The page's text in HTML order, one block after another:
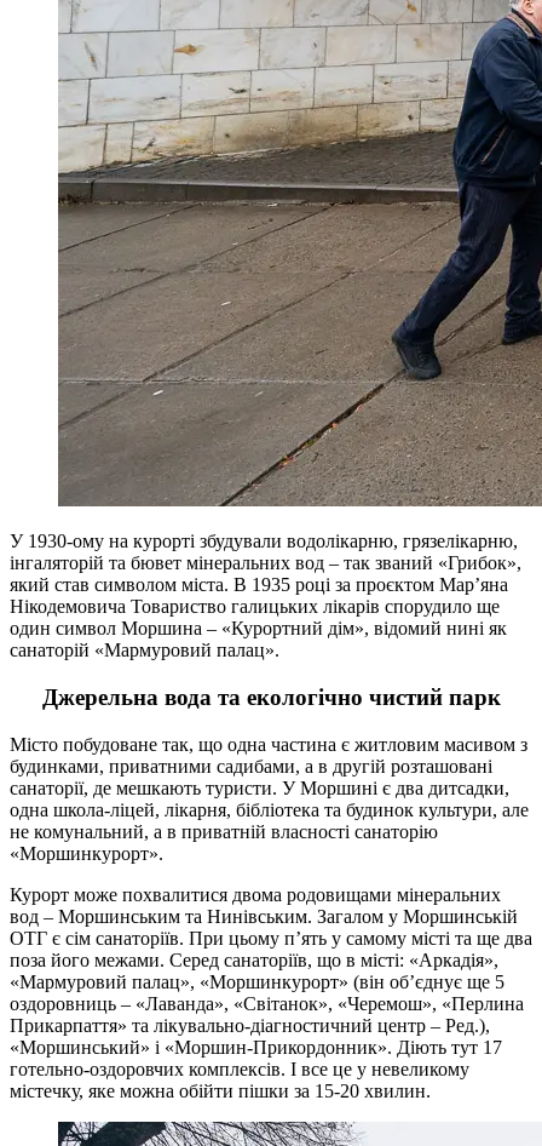
У 1930-ому на курорті збудували водолікарню, грязелікарню,
інгаляторій та бювет мінеральних вод – так званий «Грибок»,
який став символом міста. В 1935 році за проєктом Мар’яна
Нікодемовича Товариство галицьких лікарів спорудило ще
один символ Моршина – «Курортний дім», відомий нині як
санаторій «Мармуровий палац».
Джерельна вода та екологічно чистий парк
Місто побудоване так, що одна частина є житловим масивом з
будинками, приватними садибами, а в другій розташовані
санаторії, де мешкають туристи. У Моршині є два дитсадки,
одна школа-ліцей, лікарня, бібліотека та будинок культури, але
не комунальний, а в приватній власності санаторію
«Моршинкурорт».
Курорт може похвалитися двома родовищами мінеральних
вод – Моршинським та Нинівським. Загалом у Моршинській
ОТГ є сім санаторіїв. При цьому п’ять у самому місті та ще два
поза його межами. Серед санаторіїв, що в місті: «Аркадія»,
«Мармуровий палац», «Моршинкурорт» (він об’єднує ще 5
оздоровниць – «Лаванда», «Світанок», «Черемош», «Перлина
Прикарпаття» та лікувально-діагностичний центр – Ред.),
«Моршинський» і «Моршин-Прикордонник». Діють тут 17
готельно-оздоровчих комплексів. І все це у невеликому
містечку, яке можна обійти пішки за 15-20 хвилин.